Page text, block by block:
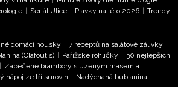
Seriál Ulice Plavky na léto 2026
Trendy
domácí housky 7 receptů na salátové zálivky
(Clafoutis)
Pařížské rohlíčky
30 nejlepších
Zapečené brambory s uzeným masem a
nápoj ze tří surovin Nadýchaná bublanina